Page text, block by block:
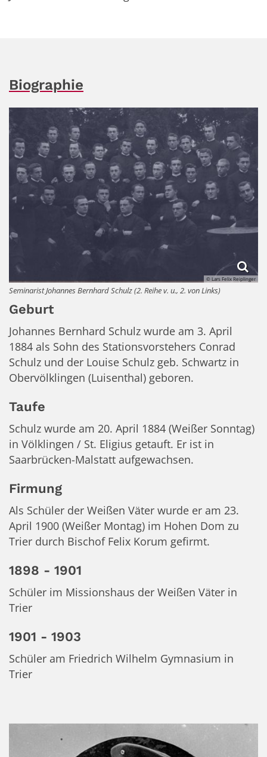
Biographie
© Lars Felix Reiplinger
Seminarist Johannes Bernhard Schulz (2. Reihe v. u., 2. von Links)
Geburt
Johannes Bernhard Schulz wurde am 3. April
1884 als Sohn des Stationsvorstehers Conrad
Schulz und der Louise Schulz geb. Schwartz in
Obervölklingen (Luisenthal) geboren.
Taufe
Schulz wurde am 20. April 1884 (Weißer Sonntag)
in Völklingen / St. Eligius getauft. Er ist in
Saarbrücken-Malstatt aufgewachsen.
Firmung
Als Schüler der Weißen Väter wurde er am 23.
April 1900 (Weißer Montag) im Hohen Dom zu
Trier durch Bischof Felix Korum gefirmt.
1898 - 1901
Schüler im Missionshaus der Weißen Väter in
Trier
1901 - 1903
Schüler am Friedrich Wilhelm Gymnasium in
Trier